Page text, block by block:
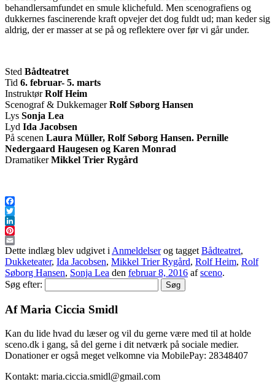
behandlersamfundet en smule klichefuld. Men scenografiens og
dukkernes fascinerende kraft opvejer det dog fuldt ud; man keder sig
aldrig, der er masser at se på og reflektere over før vi går under.
Sted Bådteatret
Tid 6. februar- 5. marts
InstruktørRolf Heim
Scenograf & DukkemagerRolf Søborg Hansen
Lys Sonja Lea
Lyd Ida Jacobsen
På scenen Laura Müller, Rolf Søborg Hansen. Pernille
Nedergaard Haugesen og Karen Monrad
DramatikerMikkel Trier Rygård
Facebook
Twitter
LinkedIn
Pinterest
Email
Dette indlæg blev udgivet i Anmeldelserog tagget Bådteatret,
Dukketeater, Ida Jacobsen, Mikkel Trier Rygård, Rolf Heim, Rolf
Søborg Hansen, Sonja Lea den februar 8, 2016 afsceno.
Søg efter:
Af Maria Ciccia Smidl
Kan du lide hvad du læser og vil du gerne være med til at holde
sceno.dk i gang, så del gerne i dit netværk på sociale medier.
Donationer er også meget velkomne via MobilePay: 28348407
Kontakt: maria.ciccia.smidl@gmail.com